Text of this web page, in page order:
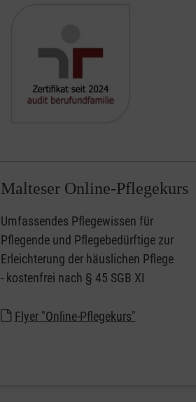
Malteser Online-Pflegekurs
Umfassendes Pflegewissen für
Pflegende und Pflegebedürftige zur
Erleichterung der häuslichen Pflege
- kostenfrei nach § 45 SGB XI
Flyer "Online-Pflegekurs"